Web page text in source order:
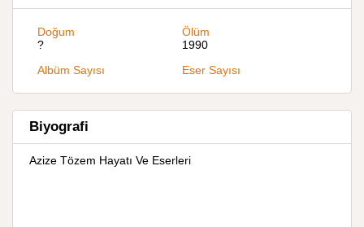
Doğum
?
Ölüm
1990
Albüm Sayısı
Eser Sayısı
Biyografi
Azize Tözem Hayatı Ve Eserleri